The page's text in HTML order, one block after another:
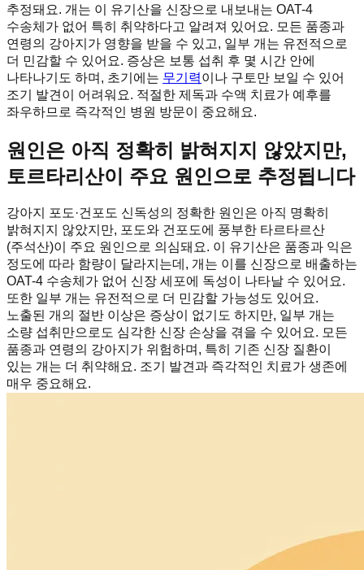
추정돼요. 개는 이 유기산을 신장으로 내보내는 OAT-4
수송체가 없어 특히 취약하다고 알려져 있어요. 모든 품종과
연령의 강아지가 영향을 받을 수 있고, 일부 개는 유전적으로
더 민감할 수 있어요. 증상은 보통 섭취 후 몇 시간 안에
나타나기도 하며, 초기에는 무기력이나 구토만 보일 수 있어
조기 발견이 어려워요. 적절한 제독과 수액 치료가 예후를
좌우하므로 즉각적인 병원 방문이 중요해요.
원인은 아직 정확히 밝혀지지 않았지만,
토르타리산이 주요 원인으로 추정됩니다
강아지 포도·건포도 신독성의 정확한 원인은 아직 명확히
밝혀지지 않았지만, 포도와 건포도에 풍부한 타르타르산
(주석산)이 주요 원인으로 의심돼요. 이 유기산은 품종과 익은
정도에 따라 함량이 달라지는데, 개는 이를 신장으로 배출하는
OAT-4 수송체가 없어 신장 세포에 독성이 나타날 수 있어요.
또한 일부 개는 유전적으로 더 민감할 가능성도 있어요.
노출된 개의 절반 이상은 증상이 없기도 하지만, 일부 개는
소량 섭취만으로도 심각한 신장 손상을 겪을 수 있어요. 모든
품종과 연령의 강아지가 위험하며, 특히 기존 신장 질환이
있는 개는 더 취약해요. 조기 발견과 즉각적인 치료가 생존에
매우 중요해요.